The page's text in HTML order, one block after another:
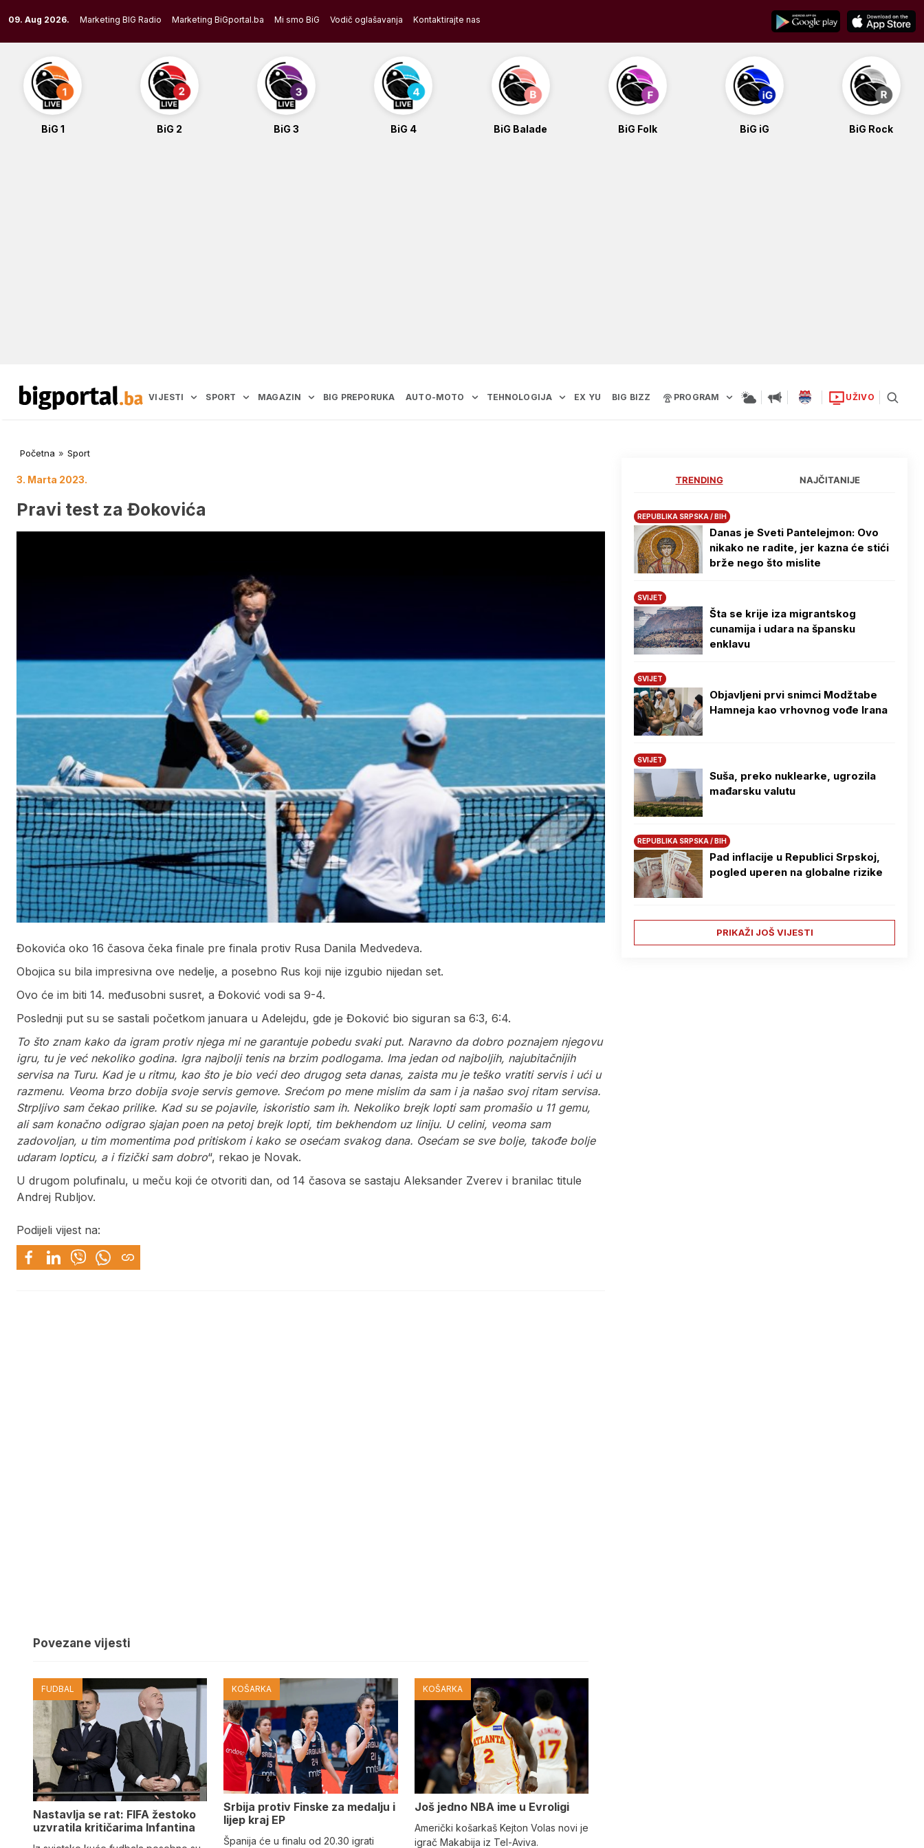
to
content
09. Aug 2026. Marketing BIG Radio Marketing BiGportal.ba Mi smo BiG Vodič oglašavanja Kontaktirajte nas
BiG 1 BiG 2 BiG 3 BiG 4 BiG Balade BiG Folk BiG iG BiG Rock
VIJESTI SPORT MAGAZIN BIG PREPORUKA AUTO-MOTO TEHNOLOGIJA EX YU BIG BIZZ PROGRAM UŽIVO
Početna » Sport
3. Marta 2023.
Pravi test za Đokovića
Đokovića oko 16 časova čeka finale pre finala protiv Rusa Danila Medvedeva.
Obojica su bila impresivna ove nedelje, a posebno Rus koji nije izgubio nijedan set.
Ovo će im biti 14. međusobni susret, a Đoković vodi sa 9-4.
Poslednji put su se sastali početkom januara u Adelejdu, gde je Đoković bio siguran sa 6:3, 6:4.
To što znam kako da igram protiv njega mi ne garantuje pobedu svaki put. Naravno da dobro poznajem njegovu
igru, tu je već nekoliko godina. Igra najbolji tenis na brzim podlogama. Ima jedan od najboljih, najubitačnijih
servisa na Turu. Kad je u ritmu, kao što je bio veći deo drugog seta danas, zaista mu je teško vratiti servis i ući u
razmenu. Veoma brzo dobija svoje servis gemove. Srećom po mene mislim da sam i ja našao svoj ritam servisa.
Strpljivo sam čekao prilike. Kad su se pojavile, iskoristio sam ih. Nekoliko brejk lopti sam promašio u 11 gemu,
ali sam konačno odigrao sjajan poen na petoj brejk lopti, tim bekhendom uz liniju. U celini, veoma sam
zadovoljan, u tim momentima pod pritiskom i kako se osećam svakog dana. Osećam se sve bolje, takođe bolje
udaram lopticu, a i fizički sam dobro“, rekao je Novak.
U drugom polufinalu, u meču koji će otvoriti dan, od 14 časova se sastaju Aleksander Zverev i branilac titule
Andrej Rubljov.
Podijeli vijest na:
Povezane vijesti
FUDBAL
Nastavlja se rat: FIFA žestoko
uzvratila kritičarima Infantina
KOŠARKA
Srbija protiv Finske za medalju i
lijep kraj EP
Španija će u finalu od 20.30 igrati
KOŠARKA
Još jedno NBA ime u Evroligi
Američki košarkaš Kejton Volas novi je
igrač Makabija iz Tel-Aviva.
TRENDING NAJČITANIJE
REPUBLIKA SRPSKA / BIH
Danas je Sveti Pantelejmon: Ovo
nikako ne radite, jer kazna će stići
brže nego što mislite
SVIJET
Šta se krije iza migrantskog
cunamija i udara na špansku
enklavu
SVIJET
Objavljeni prvi snimci Modžtabe
Hamneja kao vrhovnog vođe Irana
SVIJET
Suša, preko nuklearke, ugrozila
mađarsku valutu
REPUBLIKA SRPSKA / BIH
Pad inflacije u Republici Srpskoj,
pogled uperen na globalne rizike
PRIKAŽI JOŠ VIJESTI